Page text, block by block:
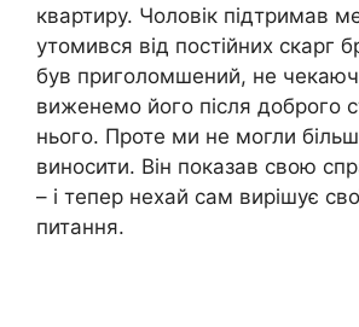
квартиру. Чоловік підтримав
утомився від постійних скарг
був приголомшений, не
виженемо його після доброго
нього. Проте ми не могли
виносити. Він показав свою
– і тепер нехай сам вирішує
питання.